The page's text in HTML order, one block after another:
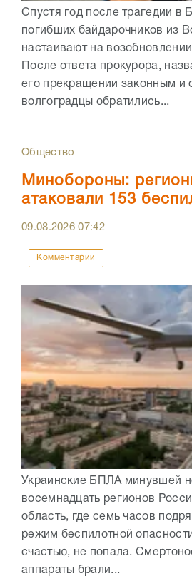
Спустя год после трагедии в
погибших байдарочников из
настаивают на
После ответа прокурора,
его прекращении законным и
волгоградцы обратились...
Общество
Минобороны:
атаковали 153
09.08.202607:42
Комментарии
Украинские БПЛА минувшей
восемнадцать регионов
область, где семь часов
режим беспилотной
счастью, не попала.
аппараты брали...